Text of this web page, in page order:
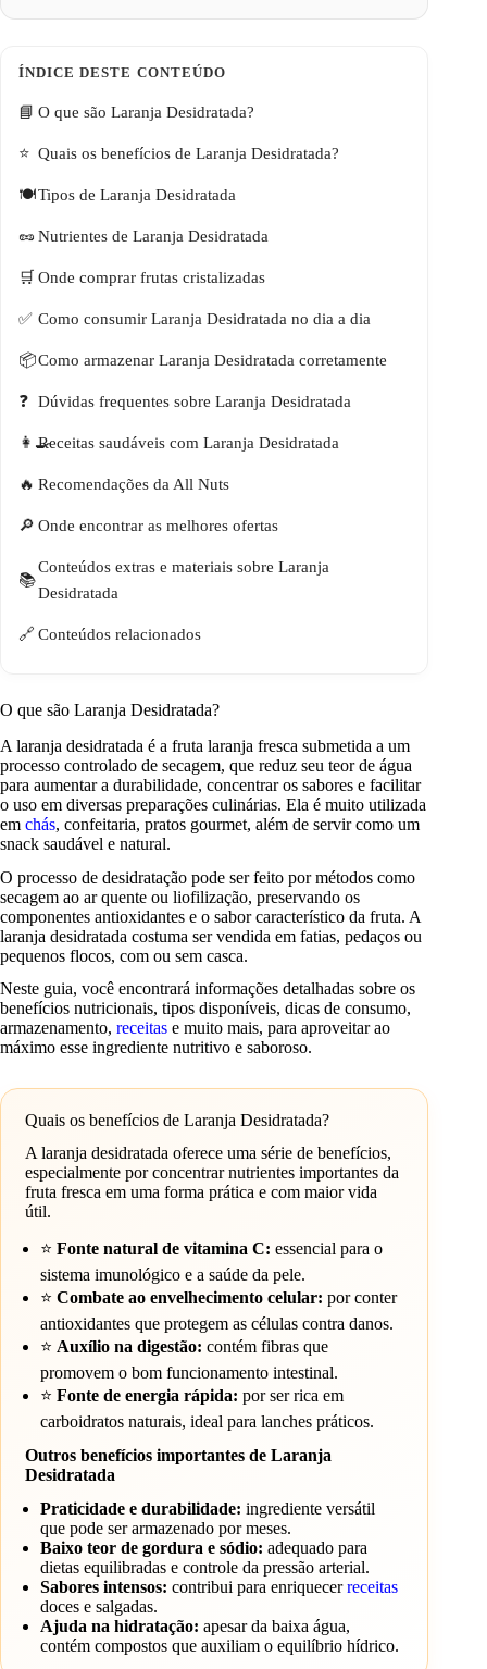
O que são Laranja Desidratada?
Quais os benefícios de Laranja Desidratada?
Tipos de Laranja Desidratada
Nutrientes de Laranja Desidratada
Onde comprar frutas cristalizadas
Como consumir Laranja Desidratada no dia a dia
Como armazenar Laranja Desidratada corretamente
Dúvidas frequentes sobre Laranja Desidratada
Receitas saudáveis com Laranja Desidratada
Recomendações da All Nuts
Onde encontrar as melhores ofertas
Conteúdos extras e materiais sobre Laranja
Desidratada
Conteúdos relacionados
O que são Laranja Desidratada?
A laranja desidratada é a fruta laranja fresca submetida a um
processo controlado de secagem, que reduz seu teor de água
para aumentar a durabilidade, concentrar os sabores e facilitar
o uso em diversas preparações culinárias. Ela é muito utilizada
em chás, confeitaria, pratos gourmet, além de servir como um
snack saudável e natural.
O processo de desidratação pode ser feito por métodos como
secagem ao ar quente ou liofilização, preservando os
componentes antioxidantes e o sabor característico da fruta. A
laranja desidratada costuma ser vendida em fatias, pedaços ou
pequenos flocos, com ou sem casca.
Neste guia, você encontrará informações detalhadas sobre os
benefícios nutricionais, tipos disponíveis, dicas de consumo,
armazenamento, receitas e muito mais, para aproveitar ao
máximo esse ingrediente nutritivo e saboroso.
Quais os benefícios de Laranja Desidratada?
A laranja desidratada oferece uma série de benefícios,
especialmente por concentrar nutrientes importantes da
fruta fresca em uma forma prática e com maior vida
útil.
⭐Fonte natural de vitamina C: essencial para o
sistema imunológico e a saúde da pele.
⭐Combate ao envelhecimento celular: por conter
antioxidantes que protegem as células contra danos.
⭐ Auxílio na digestão: contém fibras que
promovem o bom funcionamento intestinal.
⭐Fonte de energia rápida: por ser rica em
carboidratos naturais, ideal para lanches práticos.
Outros benefícios importantes de Laranja
Desidratada
Praticidade e durabilidade: ingrediente versátil
que pode ser armazenado por meses.
Baixo teor de gordura e sódio: adequado para
dietas equilibradas e controle da pressão arterial.
Sabores intensos: contribui para enriquecerreceitas
doces e salgadas.
Ajuda na hidratação: apesar da baixa água,
contém compostos que auxiliam o equilíbrio hídrico.